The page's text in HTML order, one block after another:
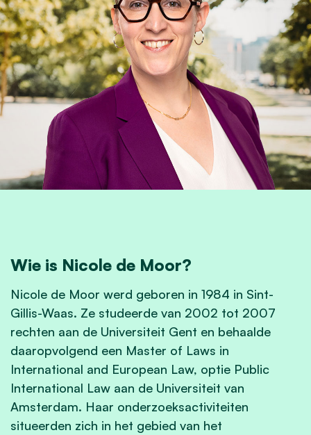
Wie is Nicole de Moor?
Nicole de Moor werd geboren in 1984 in Sint-
Gillis-Waas. Ze studeerde van 2002 tot 2007
rechten aan de Universiteit Gent en behaalde
daaropvolgend een Master of Laws in
International and European Law, optie Public
International Law aan de Universiteit van
Amsterdam. Haar onderzoeksactiviteiten
situeerden zich in het gebied van het